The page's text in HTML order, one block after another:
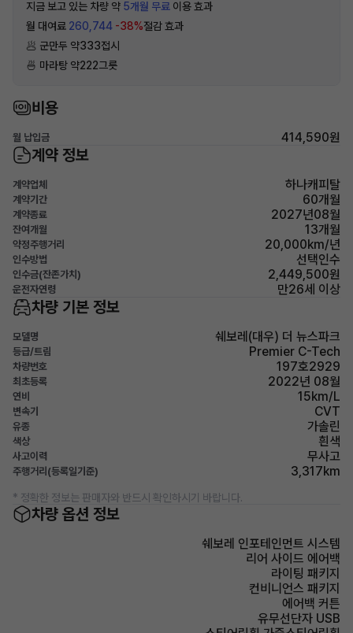
지금 보고 있는 차량 약 5개월 무료 이용 효과
월 대여료 260,744 -38%절감 효과
🥟 군만두 약333접시
🍜 마라탕 약222그릇
비용
월 납입금 414,590원
계약 정보
계약업체 하나캐피탈
계약기간 60개월
계약종료 2027년08월
잔여개월 13개월
약정주행거리 20,000km/년
인수방법 선택인수
인수금(잔존가치) 2,449,500원
운전자연령 만26세 이상
차량 기본 정보
모델명 쉐보레(대우) 더 뉴스파크
등급/트림 Premier C-Tech
차량번호 197호2929
최초등록 2022년 08월
연비 15km/L
변속기 CVT
유종 가솔린
색상 흰색
사고이력 무사고
주행거리(등록일기준) 3,317km
* 정확한 정보는 판매자와 반드시 확인하시기 바랍니다.
차량 옵션 정보
쉐보레 인포테인먼트 시스템
리어 사이드 에어백
라이팅 패키지
컨비니언스 패키지
에어백 커튼
유무선단자 USB